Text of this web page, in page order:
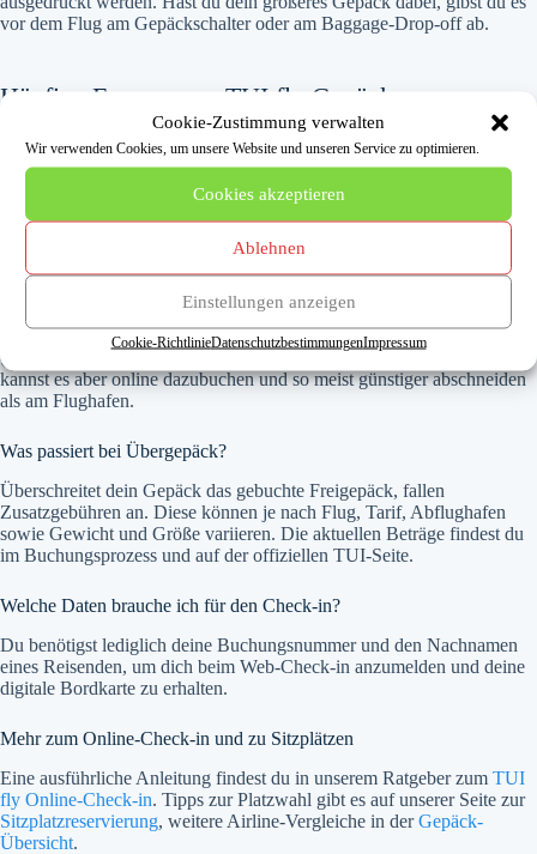
Cookie-Zustimmung verwalten
Wir verwenden Cookies, um unsere Website und unseren Service zu optimieren.
Cookies akzeptieren
Ablehnen
Einstellungen anzeigen
Cookie-RichtlinieDatenschutzbestimmungenImpressum
vor dem Flug am Gepäckschalter oder am Baggage-Drop-off ab.
Häufige Fragen zum TUI fly Gepäck
Wie viel Handgepäck ist bei TUI fly inklusive?
In den Tarifen Pure und Perfect ist ein kleines Handgepäckstück mit
maximal 40 x 30 x 20 cm enthalten, das unter den Vordersitz passt. Ein
größeres Handgepäckstück bis 55 x 40 x 20 cm und 6 kg lässt sich
Ist Freigepäck im Ticket enthalten?
Das hängt vom Tarif ab. Im Perfect-Tarif ist aufzugebendes Freigepäck
(z. B. 20 kg) enthalten. Im Pure-Tarif ist kein Freigepäck inkludiert, du
kannst es aber online dazubuchen und so meist günstiger abschneiden
als am Flughafen.
Was passiert bei Übergepäck?
Überschreitet dein Gepäck das gebuchte Freigepäck, fallen
Zusatzgebühren an. Diese können je nach Flug, Tarif, Abflughafen
sowie Gewicht und Größe variieren. Die aktuellen Beträge findest du
im Buchungsprozess und auf der offiziellen TUI-Seite.
Welche Daten brauche ich für den Check-in?
Du benötigst lediglich deine Buchungsnummer und den Nachnamen
eines Reisenden, um dich beim Web-Check-in anzumelden und deine
digitale Bordkarte zu erhalten.
Mehr zum Online-Check-in und zu Sitzplätzen
Eine ausführliche Anleitung findest du in unserem Ratgeber zum TUI
fly Online-Check-in. Tipps zur Platzwahl gibt es auf unserer Seite zur
Sitzplatzreservierung, weitere Airline-Vergleiche in derGepäck-
Übersicht.